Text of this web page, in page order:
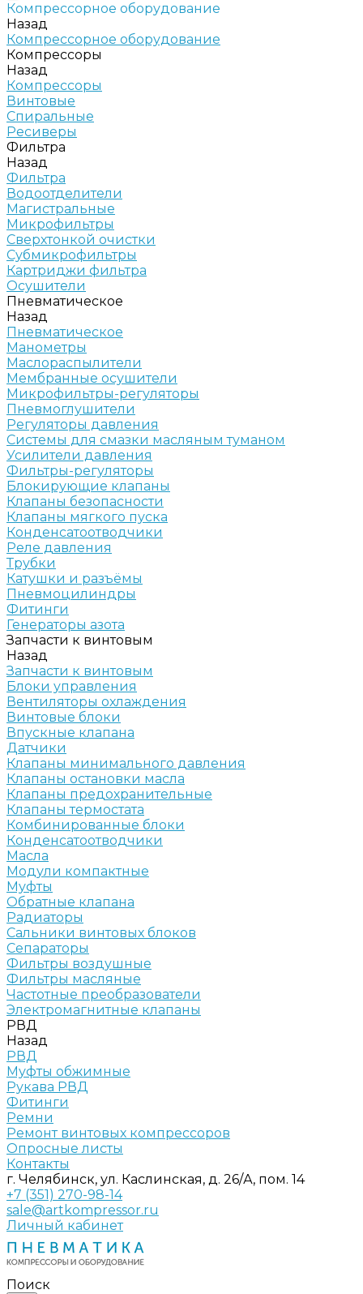
Компрессорное оборудование
Назад
Компрессорное оборудование
Компрессоры
Назад
Компрессоры
Винтовые
Спиральные
Ресиверы
Фильтра
Назад
Фильтра
Водоотделители
Магистральные
Микрофильтры
Сверхтонкой очистки
Субмикрофильтры
Картриджи фильтра
Осушители
Пневматическое
Назад
Пневматическое
Манометры
Маслораспылители
Мембранные осушители
Микрофильтры-регуляторы
Пневмоглушители
Регуляторы давления
Системы для смазки масляным туманом
Усилители давления
Фильтры-регуляторы
Блокирующие клапаны
Клапаны безопасности
Клапаны мягкого пуска
Конденсатоотводчики
Реле давления
Трубки
Катушки и разъёмы
Пневмоцилиндры
Фитинги
Генераторы азота
Запчасти к винтовым
Назад
Запчасти к винтовым
Блоки управления
Вентиляторы охлаждения
Винтовые блоки
Впускные клапана
Датчики
Клапаны минимального давления
Клапаны остановки масла
Клапаны предохранительные
Клапаны термостата
Комбинированные блоки
Конденсатоотводчики
Масла
Модули компактные
Муфты
Обратные клапана
Радиаторы
Сальники винтовых блоков
Сепараторы
Фильтры воздушные
Фильтры масляные
Частотные преобразователи
Электромагнитные клапаны
РВД
Назад
РВД
Муфты обжимные
Рукава РВД
Фитинги
Ремни
Ремонт винтовых компрессоров
Опросные листы
Контакты
г. Челябинск, ул. Каслинская, д. 26/А, пом. 14
+7 (351) 270-98-14
sale@artkompressor.ru
Личный кабинет
Поиск